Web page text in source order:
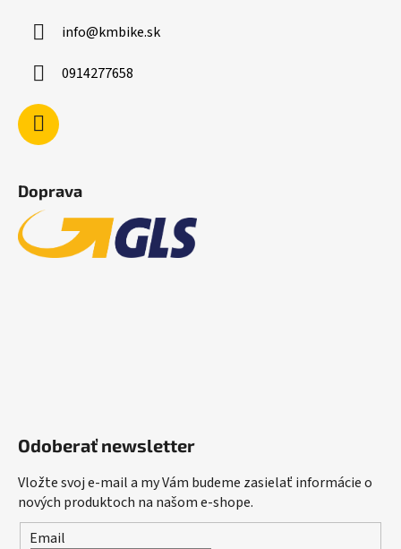
info@kmbike.sk
0914277658
Doprava
Odoberať newsletter
Vložte svoj e-mail a my Vám budeme zasielať informácie o
nových produktoch na našom e-shope.
Email